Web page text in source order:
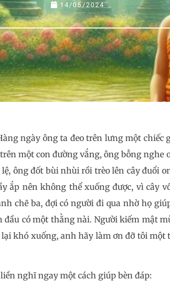
14/05/2024
ngày ông ta đeo trên lưng một chiếc
một con đường vắng, ông bỗng nghe
ông đốt bùi nhùi rồi trèo lên cây đuổi
ắp nên không thể xuống được, vì cây
chẽ ba, đợi có người đi qua nhờ họ
đầu có một thằng nài. Người kiếm mật
khó xuống, anh hãy làm ơn đỡ tôi một
nghĩ ngay một cách giúp bèn đáp: